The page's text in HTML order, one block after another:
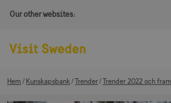
Our other websites:
Hem Kunskapsbank Trender Trender 2022 och